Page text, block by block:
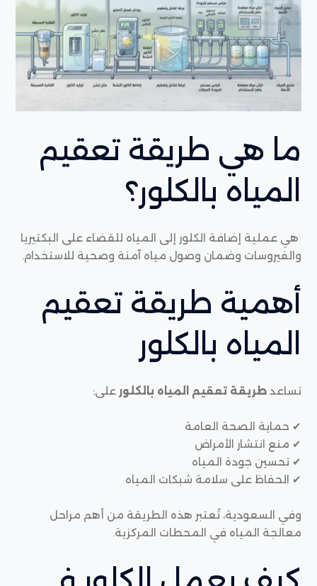
ما هي طريقة تعقيم
المياه بالكلور؟
هي عملية إضافة الكلور إلى المياه للقضاء على البكتيريا
والفيروسات وضمان وصول مياه آمنة وصحية للاستخدام.
أهمية طريقة تعقيم
المياه بالكلور
تساعدطريقة تعقيم المياه بالكلور على:
✔ حماية الصحة العامة
✔ منع انتشار الأمراض
✔ تحسين جودة المياه
✔ الحفاظ على سلامة شبكات المياه
وفي السعودية، تُعتبر هذه الطريقة من أهم مراحل
معالجة المياه في المحطات المركزية.